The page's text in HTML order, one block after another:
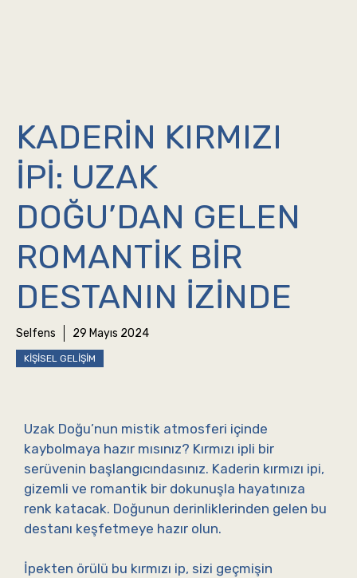
KADERIN KIRMIZI
İPI: UZAK
DOĞU’DAN GELEN
ROMANTIK BIR
DESTANIN İZINDE
Selfens 29 Mayıs 2024
KIŞISEL GELIŞIM
Uzak Doğu’nun mistik atmosferi içinde
kaybolmaya hazır mısınız? Kırmızı ipli bir
serüvenin başlangıcındasınız. Kaderin kırmızı ipi,
gizemli ve romantik bir dokunuşla hayatınıza
renk katacak. Doğunun derinliklerinden gelen bu
destanı keşfetmeye hazır olun.
İpekten örülü bu kırmızı ip, sizi geçmişin